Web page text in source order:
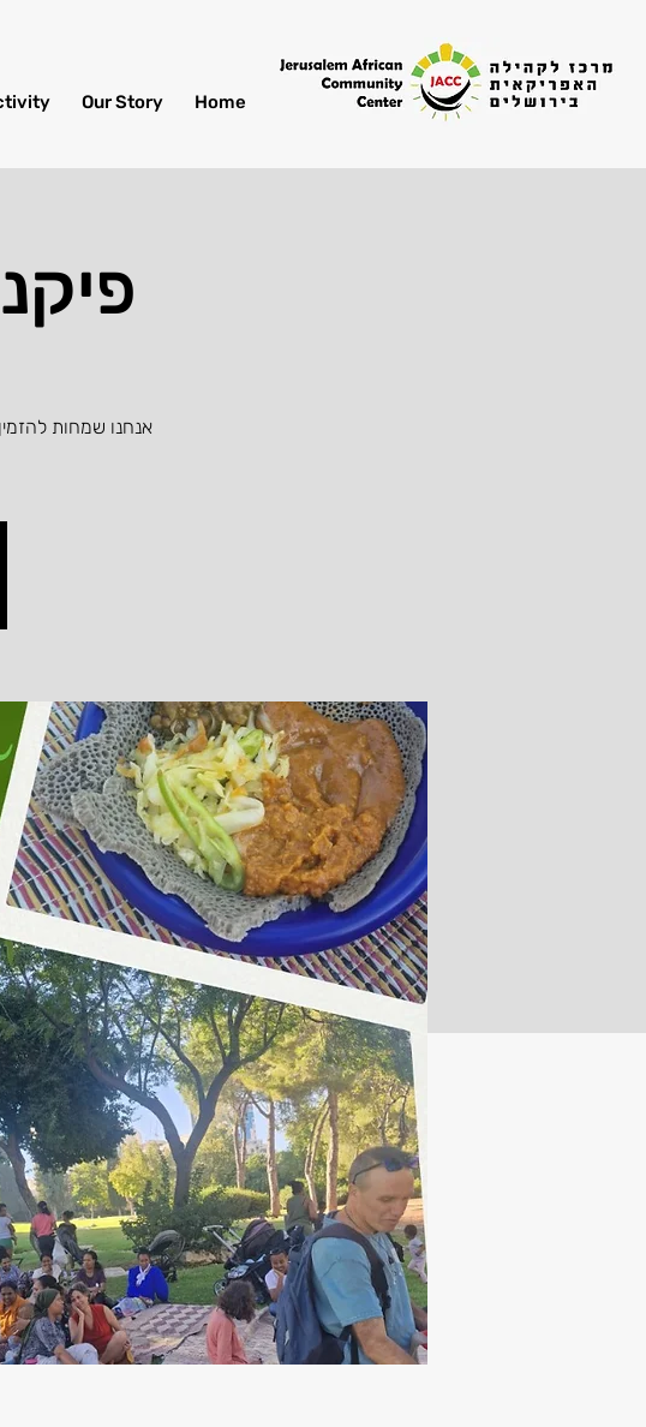
Home
Our Story
אנחנו שמחות